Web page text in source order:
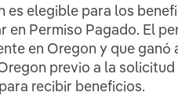
es elegible para los
en Permiso Pagado. El
en Oregon y que ganó
previo a la
recibir beneficios.